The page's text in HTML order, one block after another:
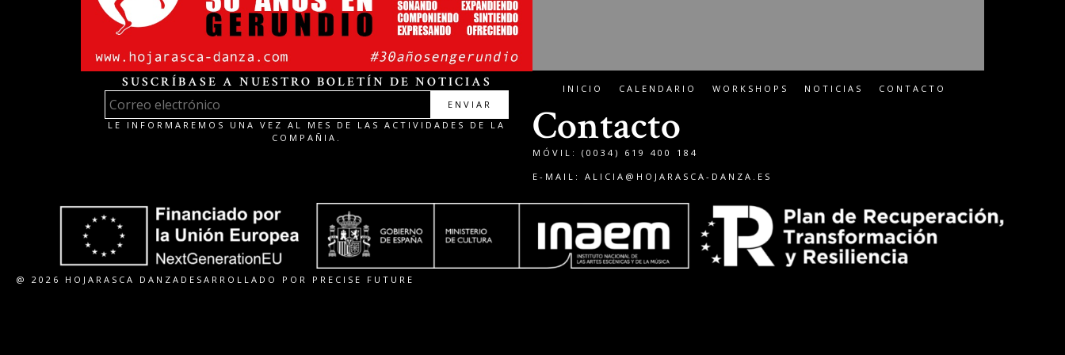
SUSCRÍBASE A NUESTRO BOLETÍN DE NOTICIAS
ENVIAR
LE INFORMAREMOS UNA VEZ AL MES DE LAS ACTIVIDADES DE LA
COMPAÑIA.
INICIO CALENDARIO WORKSHOPS NOTICIAS CONTACTO
Contacto
MÓVIL: (0034) 619 400 184
E-MAIL: ALICIA@HOJARASCA-DANZA.ES
@ 2026 HOJARASCA DANZA DESARROLLADO POR PRECISE FUTURE